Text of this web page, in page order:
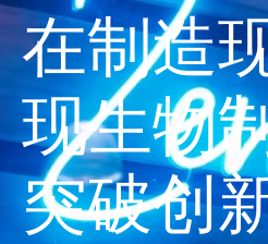
在制造
现生物
突破创